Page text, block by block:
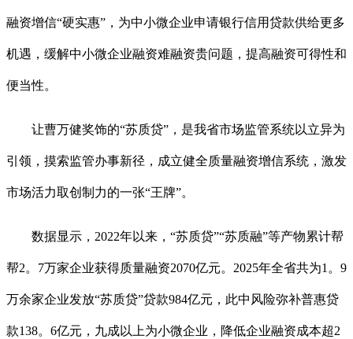
融资增信“硬实惠”，为中小微企业申请银行信用贷款供给更多
机遇，缓解中小微企业融资难融资贵问题，提高融资可得性和
便当性。
让曹万健奖饰的“苏质贷”，是我省市场监管系统以立异为
引领，摸索监管办事新径，成立健全质量融资增信系统，激发
市场活力取创制力的一张“王牌”。
数据显示，2022年以来，“苏质贷”“苏质融”等产物累计帮
帮2。7万家企业获得质量融资2070亿元。2025年全省共为1。9
万余家企业发放“苏质贷”贷款984亿元，此中风险弥补普惠贷
款138。6亿元，九成以上为小微企业，降低企业融资成本超2